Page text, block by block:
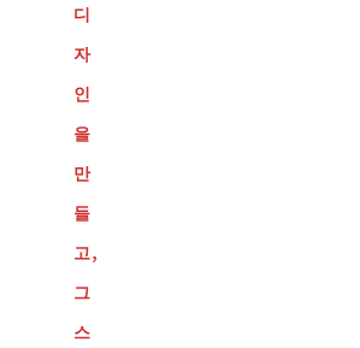
디
자
인
을
만
들
고,
그
스